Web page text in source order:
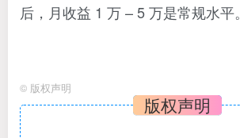
后，月收益 1 万 – 5 万是常规水平。
© 版权声明
版权声明